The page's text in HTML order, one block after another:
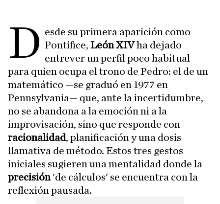
D esde su primera aparición como
Pontífice,León XIVha dejado
entrever un perfil poco habitual
para quien ocupa el trono de Pedro: el de un
matemático —se graduó en 1977 en
Pennsylvania— que, ante la incertidumbre,
no se abandona a la emoción ni a la
improvisación, sino que responde con
racionalidad, planificación y una dosis
llamativa de método. Estos tres gestos
iniciales sugieren una mentalidad donde la
precisión'de cálculos' se encuentra con la
reflexión pausada.